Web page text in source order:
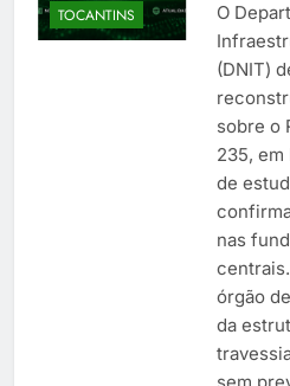
TOCANTINS
O
(DNIT)
sobre o
235,
de
nas
órgão
da